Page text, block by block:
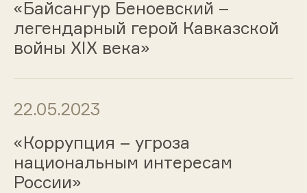
«Байсангур Беноевский –
легендарный герой Кавказской
войны XIX века»
22.05.2023
«Коррупция – угроза
национальным интересам
России»